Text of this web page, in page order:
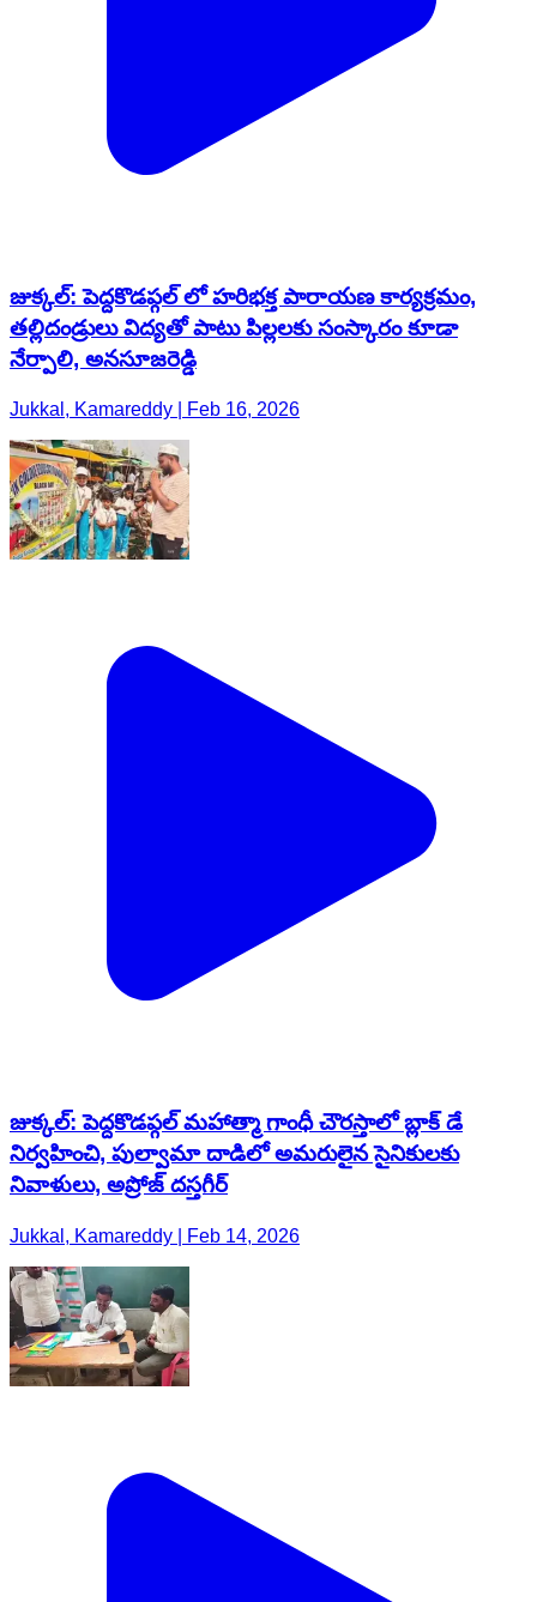
జుక్కల్: పెద్దకొడప్గల్ లో హరిభక్త పారాయణ కార్యక్రమం,
తల్లిదండ్రులు విద్యతో పాటు పిల్లలకు సంస్కారం కూడా
నేర్పాలి, అనసూజరెడ్డి
Jukkal, Kamareddy | Feb 16, 2026
జుక్కల్: పెద్దకొడప్గల్ మహాత్మా గాంధీ చౌరస్తాలో బ్లాక్ డే
నిర్వహించి, పుల్వామా దాడిలో అమరులైన సైనికులకు
నివాళులు, అప్రోజ్ దస్తగీర్
Jukkal, Kamareddy | Feb 14, 2026